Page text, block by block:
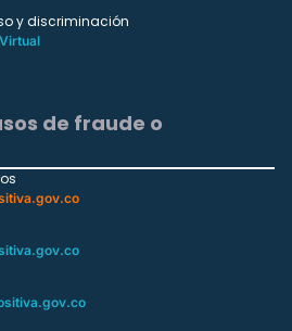
y discriminación
de fraude o